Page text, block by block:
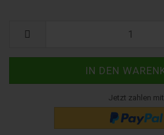
Jetzt zahlen mit